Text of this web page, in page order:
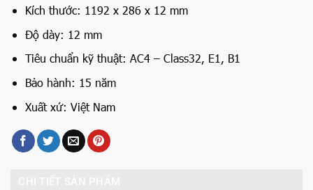
Kích thước: 1192 x 286 x 12 mm
Độ dày: 12 mm
Tiêu chuẩn kỹ thuật: AC4– Class32, E1, B1
Bảo hành: 15 năm
Xuất xứ: Việt Nam